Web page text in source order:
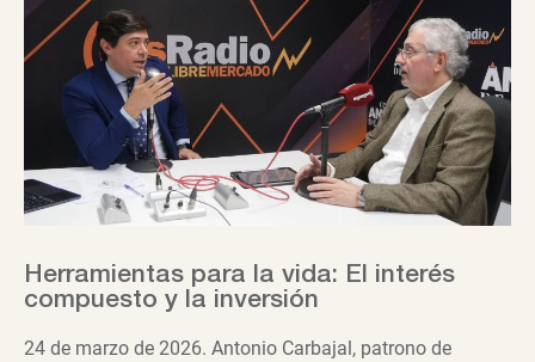
Herramientas para la vida: El interés
compuesto y la inversión
24 de marzo de 2026. Antonio Carbajal, patrono de